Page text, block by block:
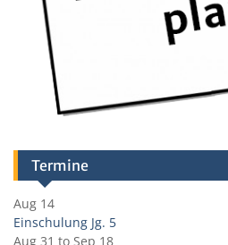
Termine
Aug 14
Einschulung Jg. 5
Aug 31 to Sep 18